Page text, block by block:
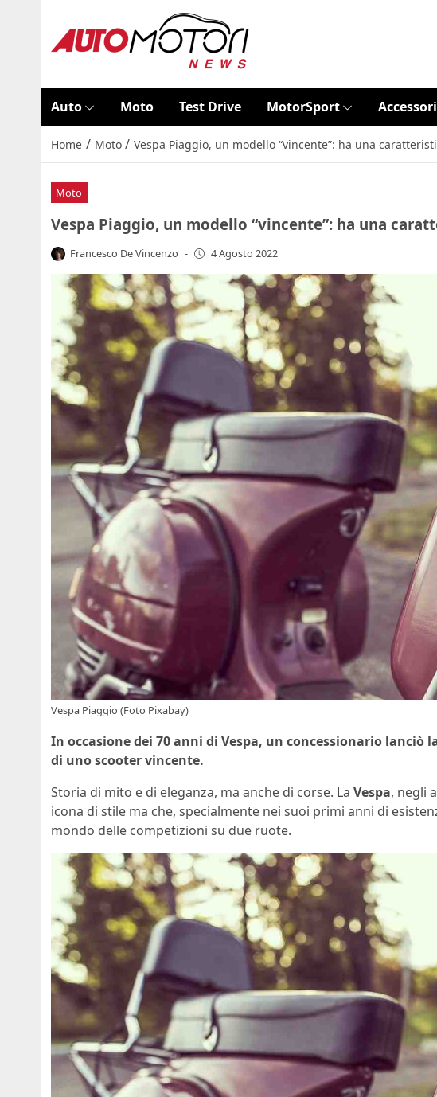
Auto Moto Test Drive MotorSport
Home / Moto / Vespa Piaggio, un modello “vincente”: ha una
Moto
Vespa Piaggio, un modello “vincente”: ha una
Francesco De Vincenzo - 4 Agosto 2022
Vespa Piaggio (Foto Pixabay)
In occasione dei 70 anni di Vespa, un concessionario
di uno scooter vincente.
Storia di mito e di eleganza, ma anche di corse. La Vespa, negli
icona di stile ma che, specialmente nei suoi primi anni di
mondo delle competizioni su due ruote.